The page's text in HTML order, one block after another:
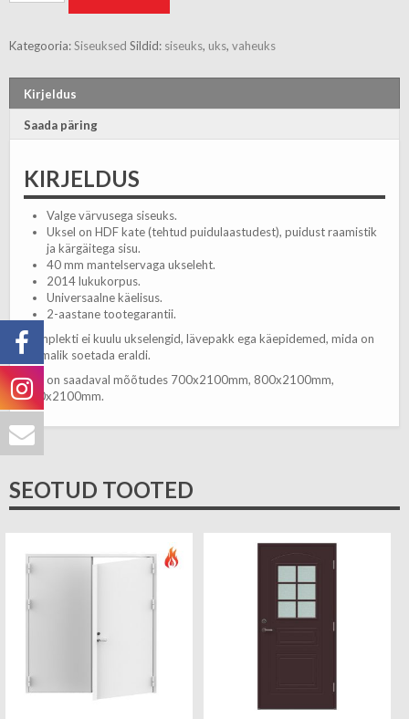
Style
Kategooria:Siseuksed Sildid: siseuks, uks, vaheuks
Kirjeldus
Saada päring
KIRJELDUS
Valge värvusega siseuks.
Uksel on HDF kate (tehtud puidulaastudest), puidust raamistik
ja kärgäitega sisu.
40 mm mantelservaga ukseleht.
2014 lukukorpus.
Universaalne käelisus.
2-aastane tootegarantii.
Komplekti ei kuulu ukselengid, lävepakk ega käepidemed, mida on
võimalik soetada eraldi.
Uks on saadaval mõõtudes 700x2100mm, 800x2100mm,
900x2100mm.
SEOTUD TOOTED